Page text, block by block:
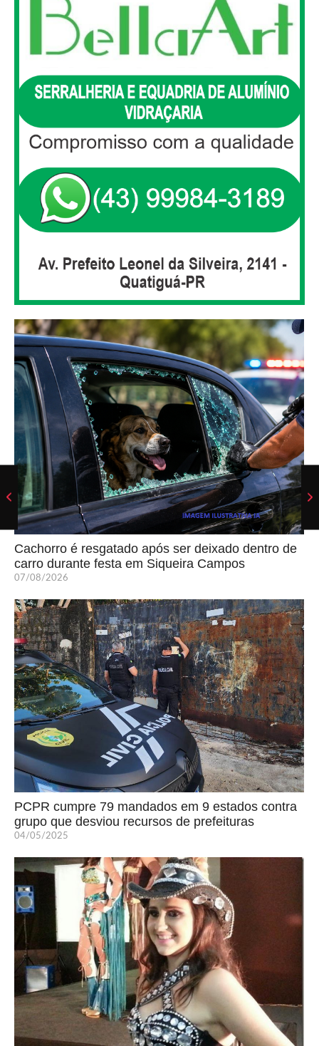
Cachorro é resgatado após ser deixado dentro de
carro durante festa em Siqueira Campos
07/08/2026
PCPR cumpre 79 mandados em 9 estados contra
grupo que desviou recursos de prefeituras
04/05/2025